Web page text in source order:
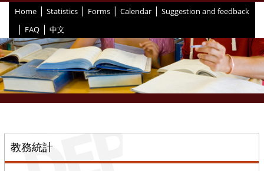
Home | Statistics | Forms | Calendar | Suggestion and feedback
| FAQ | 中文
教務統計